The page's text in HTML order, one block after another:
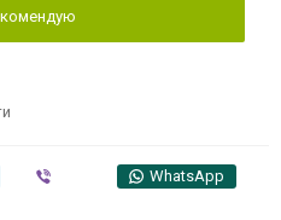
WhatsApp